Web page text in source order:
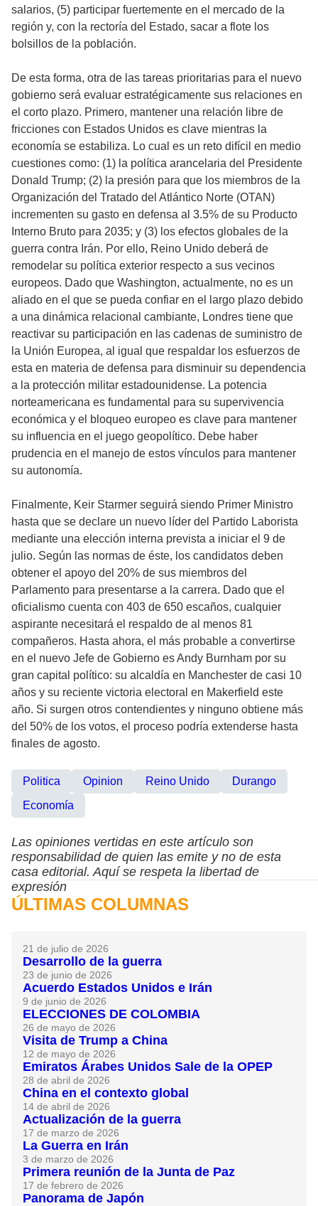
salarios, (5) participar fuertemente en el mercado de la
región y, con la rectoría del Estado, sacar a flote los
bolsillos de la población.
De esta forma, otra de las tareas prioritarias para el nuevo
gobierno será evaluar estratégicamente sus relaciones en
el corto plazo. Primero, mantener una relación libre de
fricciones con Estados Unidos es clave mientras la
economía se estabiliza. Lo cual es un reto difícil en medio
cuestiones como: (1) la política arancelaria del Presidente
Donald Trump; (2) la presión para que los miembros de la
Organización del Tratado del Atlántico Norte (OTAN)
incrementen su gasto en defensa al 3.5% de su Producto
Interno Bruto para 2035; y (3) los efectos globales de la
guerra contra Irán. Por ello, Reino Unido deberá de
remodelar su política exterior respecto a sus vecinos
europeos. Dado que Washington, actualmente, no es un
aliado en el que se pueda confiar en el largo plazo debido
a una dinámica relacional cambiante, Londres tiene que
reactivar su participación en las cadenas de suministro de
la Unión Europea, al igual que respaldar los esfuerzos de
esta en materia de defensa para disminuir su dependencia
a la protección militar estadounidense. La potencia
norteamericana es fundamental para su supervivencia
económica y el bloqueo europeo es clave para mantener
su influencia en el juego geopolítico. Debe haber
prudencia en el manejo de estos vínculos para mantener
su autonomía.
Finalmente, Keir Starmer seguirá siendo Primer Ministro
hasta que se declare un nuevo líder del Partido Laborista
mediante una elección interna prevista a iniciar el 9 de
julio. Según las normas de éste, los candidatos deben
obtener el apoyo del 20% de sus miembros del
Parlamento para presentarse a la carrera. Dado que el
oficialismo cuenta con 403 de 650 escaños, cualquier
aspirante necesitará el respaldo de al menos 81
compañeros. Hasta ahora, el más probable a convertirse
en el nuevo Jefe de Gobierno es Andy Burnham por su
gran capital político: su alcaldía en Manchester de casi 10
años y su reciente victoria electoral en Makerfield este
año. Si surgen otros contendientes y ninguno obtiene más
del 50% de los votos, el proceso podría extenderse hasta
finales de agosto.
Politica Opinion Reino Unido
Durango
Economía
Las opiniones vertidas en este artículo son
responsabilidad de quien las emite y no de esta
casa editorial. Aquí se respeta la libertad de
expresión
ÚLTIMAS COLUMNAS
21 de julio de 2026
Desarrollo de la guerra
23 de junio de 2026
Acuerdo Estados Unidos e Irán
9 de junio de 2026
ELECCIONES DE COLOMBIA
26 de mayo de 2026
Visita de Trump a China
12 de mayo de 2026
Emiratos Árabes Unidos Sale de la OPEP
28 de abril de 2026
China en el contexto global
14 de abril de 2026
Actualización de la guerra
17 de marzo de 2026
La Guerra en Irán
3 de marzo de 2026
Primera reunión de la Junta de Paz
17 de febrero de 2026
Panorama de Japón